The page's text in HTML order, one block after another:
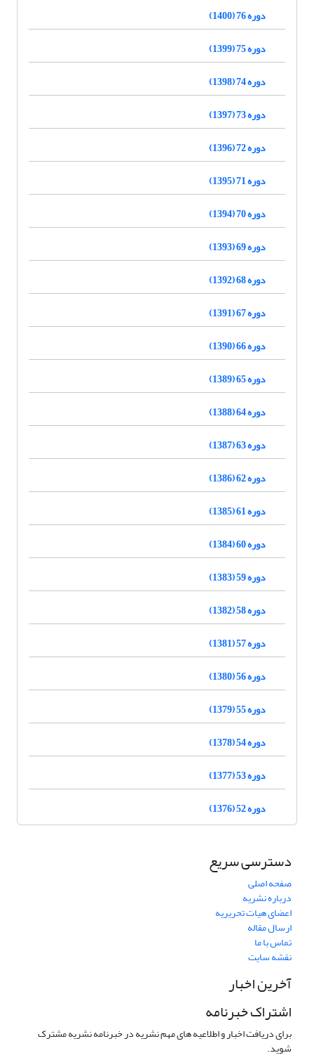
دوره 76 (1400)
دوره 75 (1399)
دوره 74 (1398)
دوره 73 (1397)
دوره 72 (1396)
دوره 71 (1395)
دوره 70 (1394)
دوره 69 (1393)
دوره 68 (1392)
دوره 67 (1391)
دوره 66 (1390)
دوره 65 (1389)
دوره 64 (1388)
دوره 63 (1387)
دوره 62 (1386)
دوره 61 (1385)
دوره 60 (1384)
دوره 59 (1383)
دوره 58 (1382)
دوره 57 (1381)
دوره 56 (1380)
دوره 55 (1379)
دوره 54 (1378)
دوره 53 (1377)
دوره 52 (1376)
دسترسی سریع
صفحه اصلی
درباره نشریه
اعضای هیات تحریریه
ارسال مقاله
تماس با ما
نقشه سایت
آخرین اخبار
اشتراک خبرنامه
برای دریافت اخبار و اطلاعیه های مهم نشریه در خبرنامه نشریه مشترک
شوید.